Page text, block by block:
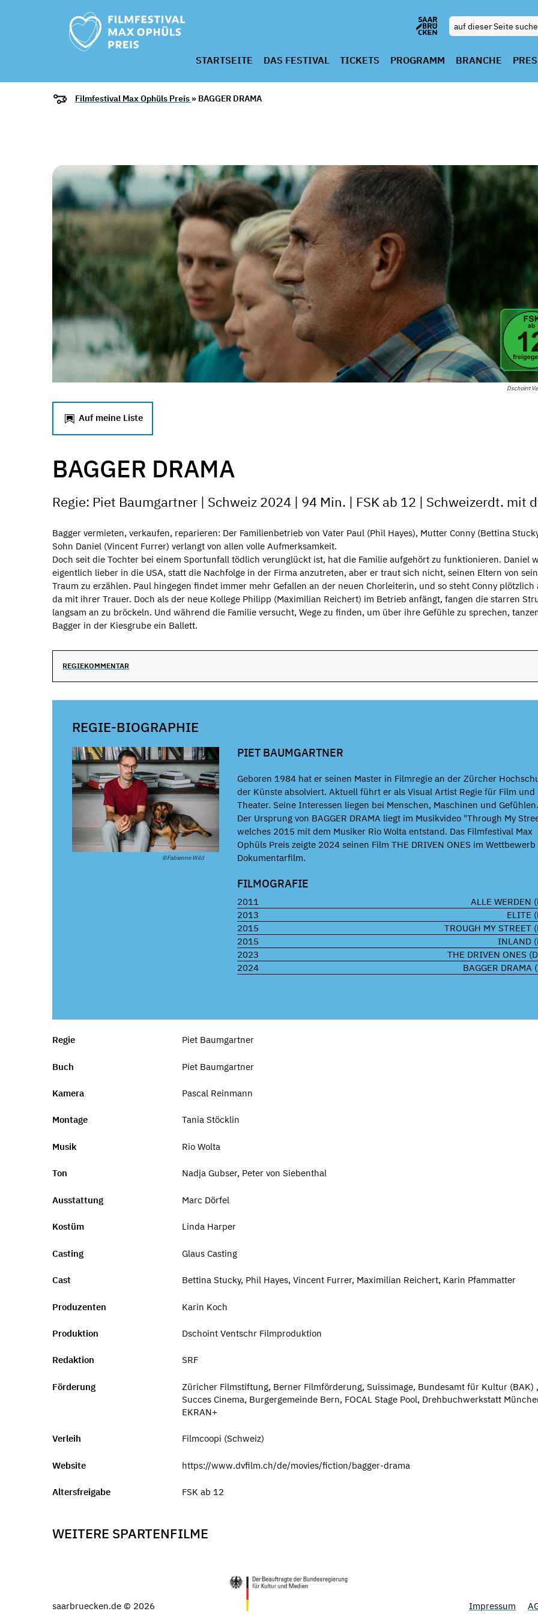
STARTSEITE DAS FESTIVAL TICKETS PROGRAMM BRANCHE
Filmfestival Max Ophüls Preis » BAGGER DRAMA
Dschoint
Auf meine Liste
BAGGER DRAMA
Regie: Piet Baumgartner | Schweiz 2024 | 94 Min. | FSK ab 12 | Schweizerdt. mit
Bagger vermieten, verkaufen, reparieren: Der Familienbetrieb von Vater Paul (Phil Hayes), Mutter Conny (Bettina
Sohn Daniel (Vincent Furrer) verlangt von allen volle Aufmerksamkeit.
Doch seit die Tochter bei einem Sportunfall tödlich verunglückt ist, hat die Familie aufgehört zu funktionieren. Daniel
eigentlich lieber in die USA, statt die Nachfolge in der Firma anzutreten, aber er traut sich nicht, seinen Eltern von
Traum zu erzählen. Paul hingegen findet immer mehr Gefallen an der neuen Chorleiterin, und so steht Conny plötzlich
da mit ihrer Trauer. Doch als der neue Kollege Philipp (Maximilian Reichert) im Betrieb anfängt, fangen die starren
langsam an zu bröckeln. Und während die Familie versucht, Wege zu finden, um über ihre Gefühle zu sprechen,
Bagger in der Kiesgrube ein Ballett.
REGIEKOMMENTAR
REGIE-BIOGRAPHIE
©Fabienne Wild
PIET BAUMGARTNER
Geboren 1984 hat er seinen Master in Filmregie an der Zürcher
der Künste absolviert. Aktuell führt er als Visual Artist Regie für Film und
Theater. Seine Interessen liegen bei Menschen, Maschinen und Gefühlen.
Der Ursprung von BAGGER DRAMA liegt im Musikvideo "Through My
welches 2015 mit dem Musiker Rio Wolta entstand. Das Filmfestival Max
Ophüls Preis zeigte 2024 seinen Film THE DRIVEN ONES im Wettbewerb
Dokumentarfilm.
FILMOGRAFIE
2011
ALLE WERDEN
2013
ELITE
2015
TROUGH MY STREET
2015
INLAND
2023
THE DRIVEN ONES
2024
BAGGER DRAMA
Regie Piet Baumgartner
Buch Piet Baumgartner
Kamera Pascal Reinmann
Montage Tania Stöcklin
Musik Rio Wolta
Ton Nadja Gubser, Peter von Siebenthal
Ausstattung Marc Dörfel
Kostüm Linda Harper
Casting Glaus Casting
Cast Bettina Stucky, Phil Hayes, Vincent Furrer, Maximilian Reichert, Karin Pfammatter
Produzenten Karin Koch
Produktion Dschoint Ventschr Filmproduktion
Redaktion SRF
Förderung
Züricher Filmstiftung, Berner Filmförderung, Suissimage, Bundesamt für Kultur (BAK) ,
Succes Cinema, Burgergemeinde Bern, FOCAL Stage Pool, Drehbuchwerkstatt
EKRAN+
Verleih Filmcoopi (Schweiz)
Website https://www.dvfilm.ch/de/movies/fiction/bagger-drama
Altersfreigabe FSK ab 12
WEITERE SPARTENFILME
saarbruecken.de © 2026 Impressum